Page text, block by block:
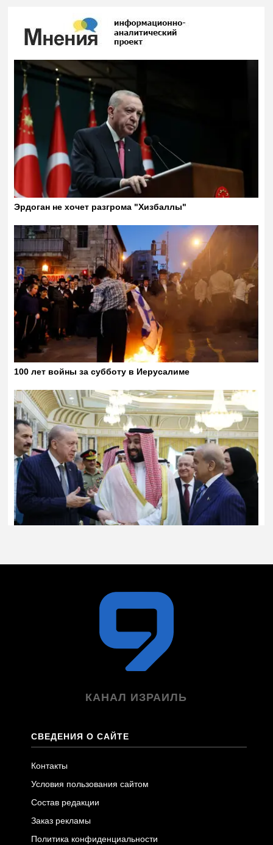
КАНАЛ ИЗРАИЛЬ
СВЕДЕНИЯ О САЙТЕ
Контакты
Условия пользования сайтом
Состав редакции
Заказ рекламы
Политика конфиденциальности